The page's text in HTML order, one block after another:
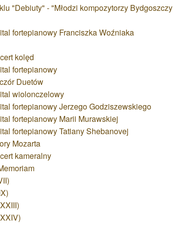
"Debiuty" - "Młodzi kompozytorzy Bydgoszczy
fortepianowy Franciszka Woźniaka
kolęd
fortepianowy
Duetów
wiolonczelowy
fortepianowy Jerzego Godziszewskiego
fortepianowy Marii Murawskiej
fortepianowy Tatiany Shebanovej
Mozarta
kameralny